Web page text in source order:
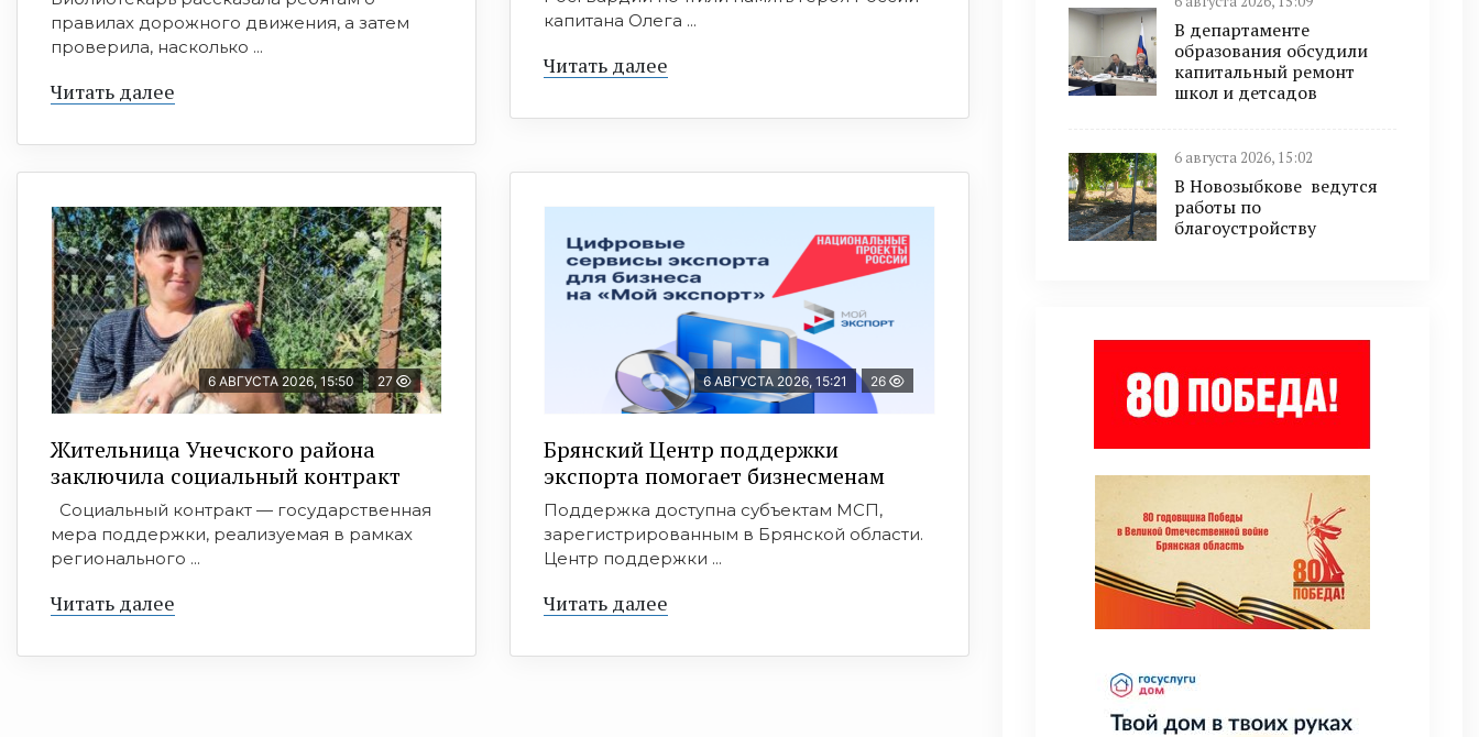
правилах дорожного движения, а затем
проверила, насколько ...
Читать далее
капитана Олега ...
Читать далее
6 АВГУСТА 2026, 15:50 27
Жительница Унечского района
заключила социальный контракт
Социальный контракт — государственная
мера поддержки, реализуемая в рамках
регионального ...
Читать далее
6 АВГУСТА 2026, 15:21 26
Брянский Центр поддержки
экспорта помогает бизнесменам
Поддержка доступна субъектам МСП,
зарегистрированным в Брянской области.
Центр поддержки ...
Читать далее
В департаменте
образования обсудили
капитальный ремонт
школ и детсадов
6 августа 2026, 15:02
В Новозыбкове ведутся
работы по
благоустройству